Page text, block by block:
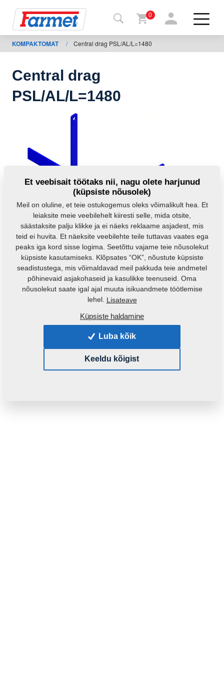
Farmeti
pood
Allalaadimiseks
0
KOMPAKTOMAT / Central drag PSL/AL/L=1480
Central drag
PSL/AL/L=1480
3002566
Algne katalooginumber: 8000518-30079
See varuosa sobib ka järgmistele masinatele:
KOMPAKTOMAT
Et veebisait töötaks nii, nagu olete harjunud
(küpsiste nõusolek)
Meil on oluline, et teie ostukogemus oleks võimalikult hea. Et
leiaksite meie veebilehelt kiiresti selle, mida otsite,
säästaksite palju klikke ja ei näeks reklaame asjadest, mis
teid ei huvita. Et näeksite veebilehte teile tuttavas vaates ega
peaks iga kord sisse logima. Seetõttu vajame teie nõusolekut
küpsiste kasutamiseks. Klõpsates “OK”, nõustute küpsiste
seadistustega, mis võimaldavad meil pakkuda teie andmetel
põhinevaid asjakohaseid ja kasulikke teenuseid. Oma
nõusolekut saate igal ajal muuta isikuandmete töötlemise
lehel. Lisateave
Küpsiste haldamine
Luba kõik
Keeldu kõigist